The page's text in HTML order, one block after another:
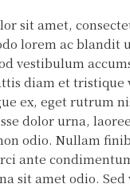
sit amet,
lorem ac blandit
vestibulum
diam et tristique
ex, eget rutrum
dolor urna,
odio. Nullam
ante
sit amet odio.